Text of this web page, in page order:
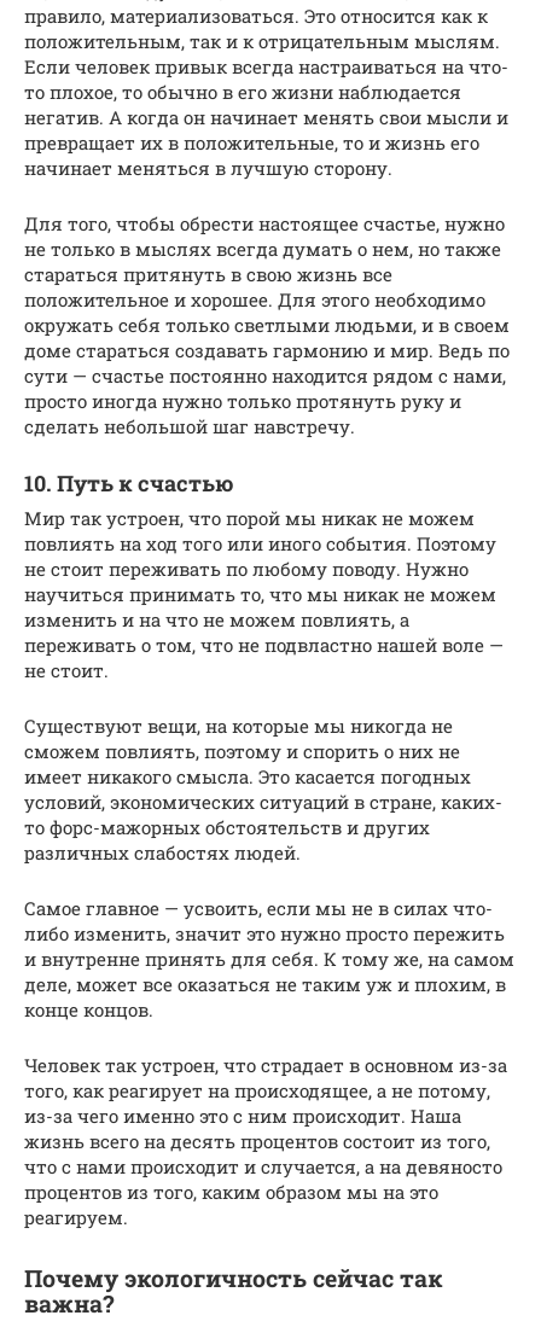
правило, материализоваться. Это относится как к
положительным, так и к отрицательным мыслям.
Если человек привык всегда настраиваться на что-
то плохое, то обычно в его жизни наблюдается
негатив. А когда он начинает менять свои мысли и
превращает их в положительные, то и жизнь его
начинает меняться в лучшую сторону.
Для того, чтобы обрести настоящее счастье, нужно
не только в мыслях всегда думать о нем, но также
стараться притянуть в свою жизнь все
положительное и хорошее. Для этого необходимо
окружать себя только светлыми людьми, и в своем
доме стараться создавать гармонию и мир. Ведь по
сути — счастье постоянно находится рядом с нами,
просто иногда нужно только протянуть руку и
сделать небольшой шаг навстречу.
10. Путь к счастью
Мир так устроен, что порой мы никак не можем
повлиять на ход того или иного события. Поэтому
не стоит переживать по любому поводу. Нужно
научиться принимать то, что мы никак не можем
изменить и на что не можем повлиять, а
переживать о том, что не подвластно нашей воле —
не стоит.
Существуют вещи, на которые мы никогда не
сможем повлиять, поэтому и спорить о них не
имеет никакого смысла. Это касается погодных
условий, экономических ситуаций в стране, каких-
то форс-мажорных обстоятельств и других
различных слабостях людей.
Самое главное — усвоить, если мы не в силах что-
либо изменить, значит это нужно просто пережить
и внутренне принять для себя. К тому же, на самом
деле, может все оказаться не таким уж и плохим, в
конце концов.
Человек так устроен, что страдает в основном из-за
того, как реагирует на происходящее, а не потому,
из-за чего именно это с ним происходит. Наша
жизнь всего на десять процентов состоит из того,
что с нами происходит и случается, а на девяносто
процентов из того, каким образом мы на это
реагируем.
Почему экологичность сейчас так
важна?